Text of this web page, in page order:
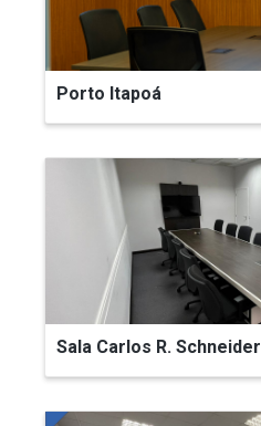
Porto Itapoá
Sala Carlos R. Schneider